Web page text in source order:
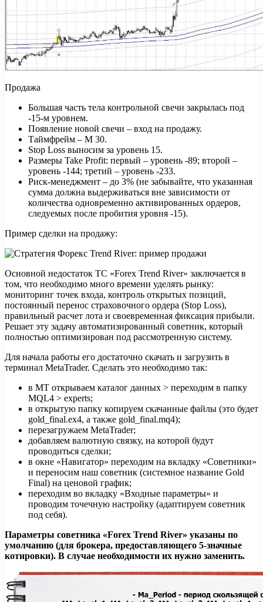
Продажа
Большая часть тела контрольной свечи закрылась под
-15-м уровнем.
Появление новой свечи – вход на продажу.
Таймфрейм – М 30.
Stop Loss выносим за уровень 15.
Размеры Take Profit: первый – уровень -89; второй –
уровень -144; третий – уровень -233.
Риск-менеджмент – до 3% (не забывайте, что указанная
сумма должна выдерживаться вне зависимости от
количества одновременно активированных ордеров,
следуемых после пробития уровня -15).
Пример сделки на продажу:
Основной недостаток ТС «Forex Trend River» заключается в
том, что необходимо много времени уделять рынку:
мониторинг точек входа, контроль открытых позиций,
постоянный перенос страховочного ордера (Stop Loss),
правильный расчет лота и своевременная фиксация прибыли.
Решает эту задачу автоматизированный советник, который
полностью оптимизирован под рассмотренную систему.
Для начала работы его достаточно скачать и загрузить в
терминал MetaTrader. Сделать это необходимо так:
в MT открываем каталог данных > переходим в папку
MQL4 > experts;
в открытую папку копируем скачанные файлы (это будет
gold_final.ex4, а также gold_final.mq4);
перезагружаем MetaTrader;
добавляем валютную связку, на которой будут
проводиться сделки;
в окне «Навигатор» переходим на вкладку «Советники»
и переносим наш советник (системное название Gold
Final) на ценовой график;
переходим во вкладку «Входные параметры» и
проводим точечную настройку (адаптируем советник
под себя).
Параметры советника «Forex Trend River» указаны по
умолчанию (для брокера, предоставляющего 5-значные
котировки). В случае необходимости их нужно заменить.